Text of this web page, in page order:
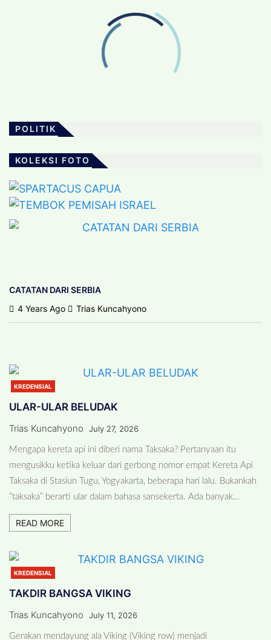
POLITIK
KOLEKSI FOTO
KOLEKSI FOTO
SPARTACUS CAPUA
TEMBOK PEMISAH ISRAEL
4 Years Ago Trias Kuncahyono
CATATAN DARI SERBIA
4 Years Ago
Trias Kuncahyono
KREDENSIAL
ULAR-ULAR BELUDAK
Trias Kuncahyono July 27, 2026
Mengapa kereta api ini diberi nama Taksaka? Pertanyaan itu
mengusikku ketika keluar dari gerbong nomor empat Kereta Api
Taksaka di Stasiun Tugu, Yogyakarta, beberapa hari lalu. Bukankah
“taksaka” berarti ular dalam bahasa sansekerta. Ada banyak…
READ MORE
KREDENSIAL
TAKDIR BANGSA VIKING
Trias Kuncahyono July 11, 2026
Gerakan mendayung ala Viking (Viking row) menjadi